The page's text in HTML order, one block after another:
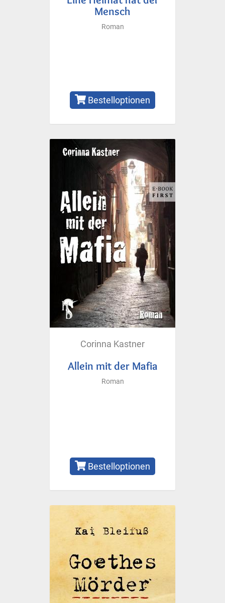
Mensch
Roman
Bestelloptionen
Corinna Kastner
Allein mit der Mafia
Roman
Bestelloptionen